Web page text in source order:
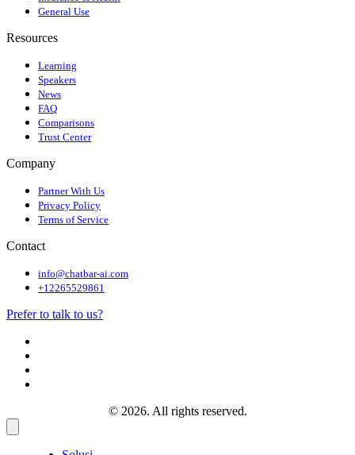
General Use
Resources
Learning
Speakers
News
FAQ
Comparisons
Trust Center
Company
Partner With Us
Privacy Policy
Terms of Service
Contact
info@chatbar-ai.com
+12265529861
Prefer to talk to us?
© 2026. All rights reserved.